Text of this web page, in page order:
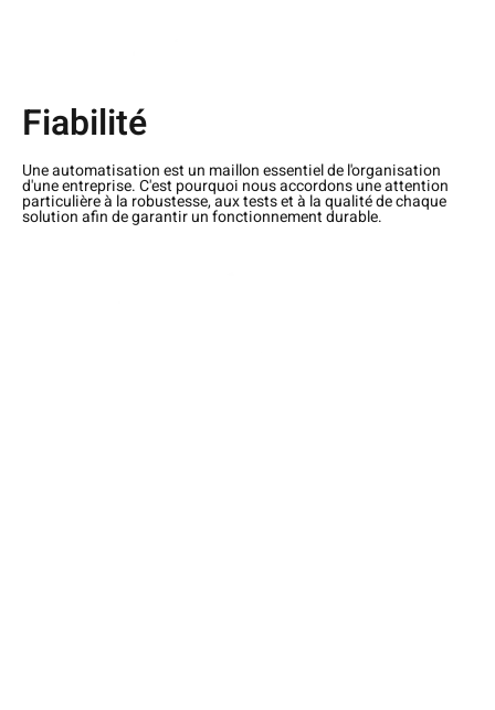
Fiabilité
Une automatisation est un maillon essentiel de l'organisation
d'une entreprise. C'est pourquoi nous accordons une attention
particulière à la robustesse, aux tests et à la qualité de chaque
solution afin de garantir un fonctionnement durable.